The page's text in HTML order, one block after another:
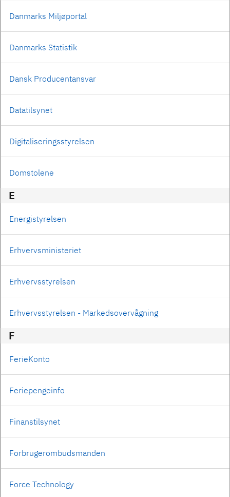
Danmarks Miljøportal
Danmarks Statistik
Dansk Producentansvar
Datatilsynet
Digitaliseringsstyrelsen
Domstolene
E
Energistyrelsen
Erhvervsministeriet
Erhvervsstyrelsen
Erhvervsstyrelsen - Markedsovervågning
F
FerieKonto
Feriepengeinfo
Finanstilsynet
Forbrugerombudsmanden
Force Technology